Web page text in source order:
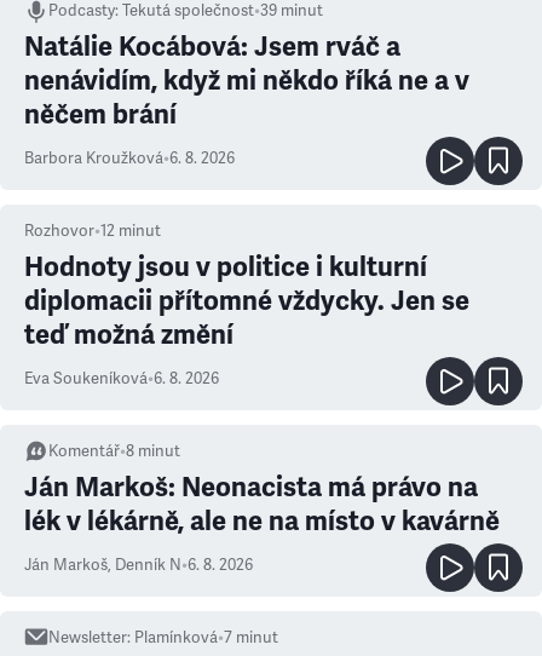
Podcasty:Tekutá společnost•39 minut
Natálie Kocábová: Jsem rváč a
nenávidím, když mi někdo říká ne a v
něčem brání
Barbora Kroužková•6. 8. 2026
Rozhovor•12 minut
Hodnoty jsou v politice i kulturní
diplomacii přítomné vždycky. Jen se
teď možná změní
Eva Soukeníková•6. 8. 2026
Komentář•8 minut
Ján Markoš: Neonacista má právo na
lék v lékárně, ale ne na místo v kavárně
Ján Markoš, Denník N•6. 8. 2026
Newsletter: Plamínková•7 minut